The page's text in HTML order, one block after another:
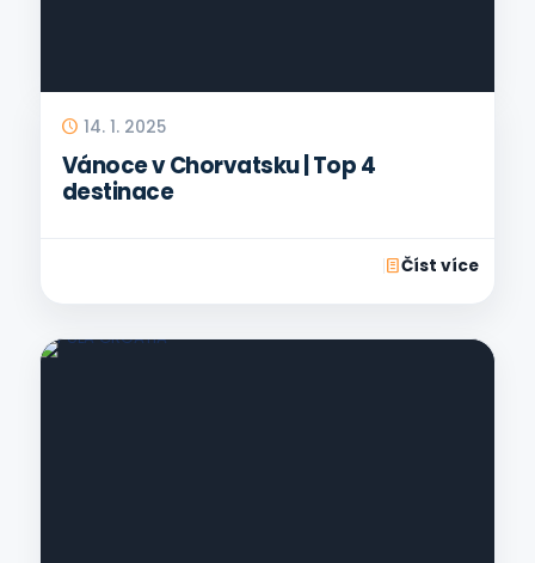
14. 1. 2025
Vánoce v Chorvatsku | Top 4
destinace
Číst více